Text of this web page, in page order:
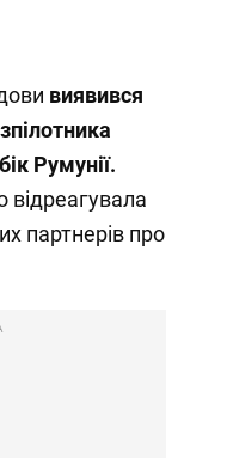
виявився
Румунії.
відреагувала
партнерів про